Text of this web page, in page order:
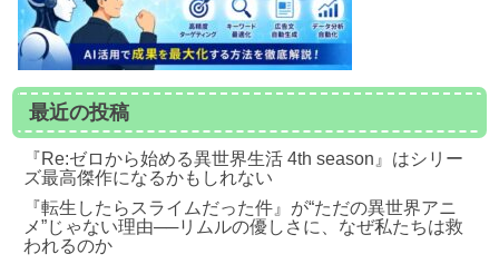
最近の投稿
『Re:ゼロから始める異世界生活 4th season』はシリー
ズ最高傑作になるかもしれない
『転生したらスライムだった件』が“ただの異世界アニ
メ”じゃない理由──リムルの優しさに、なぜ私たちは救
われるのか